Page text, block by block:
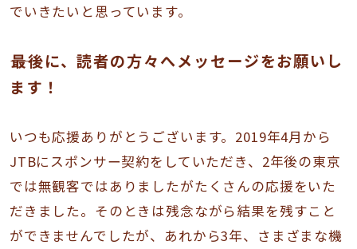
でいきたいと思っています。
――最後に、読者の方々へメッセージをお願いし
ます！
いつも応援ありがとうございます。2019年4月から
JTBにスポンサー契約をしていただき、2年後の東京
では無観客ではありましたがたくさんの応援をいた
だきました。そのときは残念ながら結果を残すこと
ができませんでしたが、あれから3年、さまざまな機